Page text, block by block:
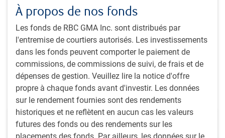
À propos de nos fonds
Les fonds de RBC GMA Inc. sont distribués par
l'entremise de courtiers autorisés. Les investissements
dans les fonds peuvent comporter le paiement de
commissions, de commissions de suivi, de frais et de
dépenses de gestion. Veuillez lire la notice d'offre
propre à chaque fonds avant d'investir. Les données
sur le rendement fournies sont des rendements
historiques et ne reflètent en aucun cas les valeurs
futures des fonds ou des rendements sur les
Il est à noter que, même si les marchés des titres à
revenu fixe ont subi des pertes massives dans la
dernière année, les taux ne se situent pas à des niveaux
En savoir plus